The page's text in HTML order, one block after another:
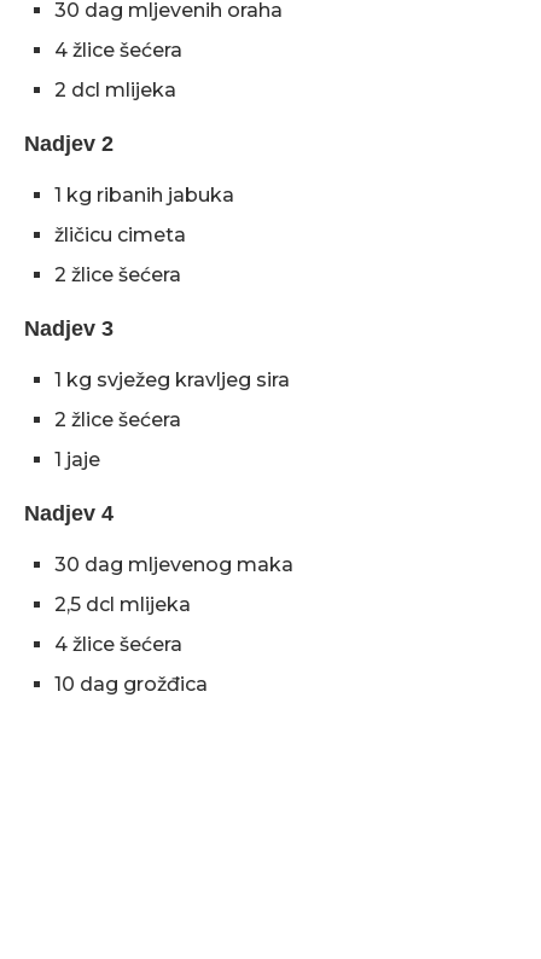
30 dag mljevenih oraha
4 žlice šećera
2 dcl mlijeka
Nadjev 2
1 kg ribanih jabuka
žličicu cimeta
2 žlice šećera
Nadjev 3
1 kg svježeg kravljeg sira
2 žlice šećera
1 jaje
Nadjev 4
30 dag mljevenog maka
2,5 dcl mlijeka
4 žlice šećera
10 dag grožđica